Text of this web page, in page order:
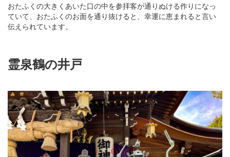
おたふくの大きくあいた口の中を参拝客が通りぬける作りになっ
ていて、おたふくのお面を通り抜けると、幸運に恵まれると言い
伝えられています。
霊泉鶴の井戸